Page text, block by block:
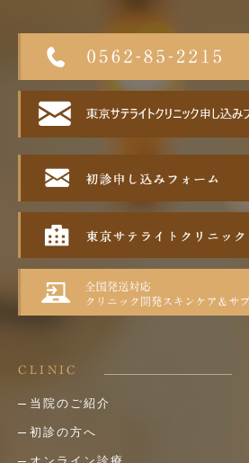
CLINIC
当院のご紹介
初診の方へ